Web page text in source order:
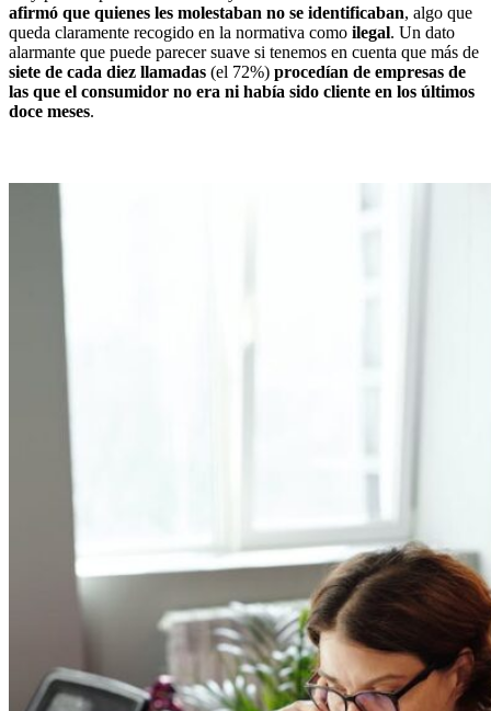
afirmó que quienes les molestaban no se identificaban, algo que
queda claramente recogido en la normativa como ilegal. Un dato
alarmante que puede parecer suave si tenemos en cuenta que más de
siete de cada diez llamadas (el 72%) procedían de empresas de
las que el consumidor no era ni había sido cliente en los últimos
doce meses.